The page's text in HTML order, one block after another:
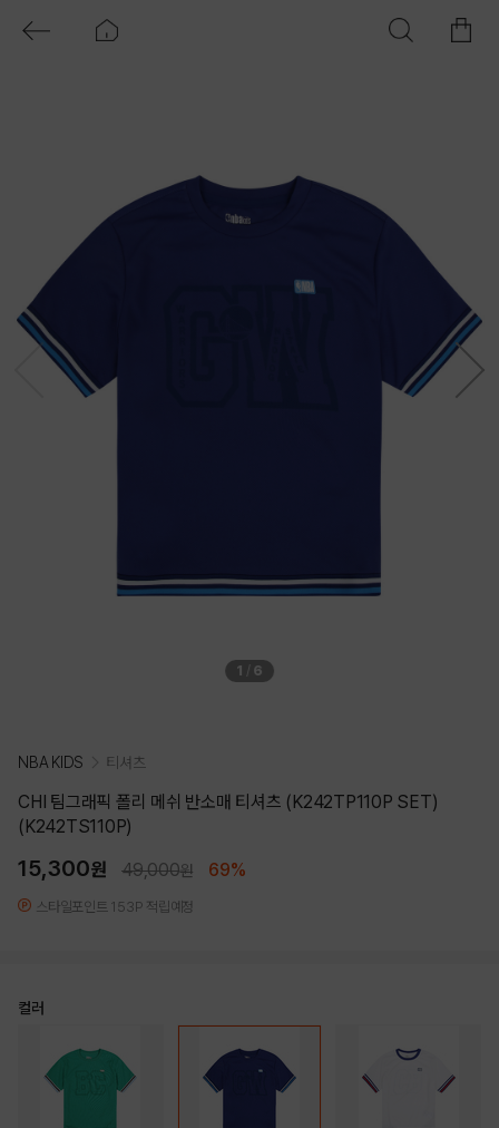
1 / 6
NBA KIDS 티셔츠
CHI 팀그래픽 폴리 메쉬 반소매 티셔츠 (K242TP110P SET)
(K242TS110P)
15,300원 49,000원 69%
스타일포인트 153P 적립예정
컬러